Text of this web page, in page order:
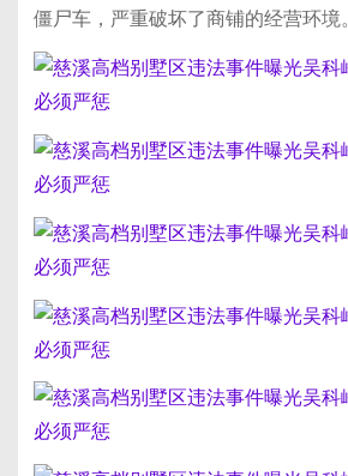
僵尸车，严重破坏了商铺的经营环境。